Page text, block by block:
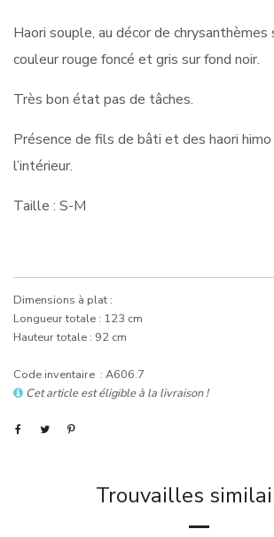
Haori souple, au décor de
couleur rouge foncé et gris sur fond noir.
Très bon état pas de tâches.
Présence de fils de bâti et des haori himo
l’intérieur.
Taille : S-M
Dimensions à plat :
Longueur totale : 123 cm
Hauteur totale : 92 cm
Code inventaire : A606.7
Cet article est éligible à la livraison !
Trouvailles